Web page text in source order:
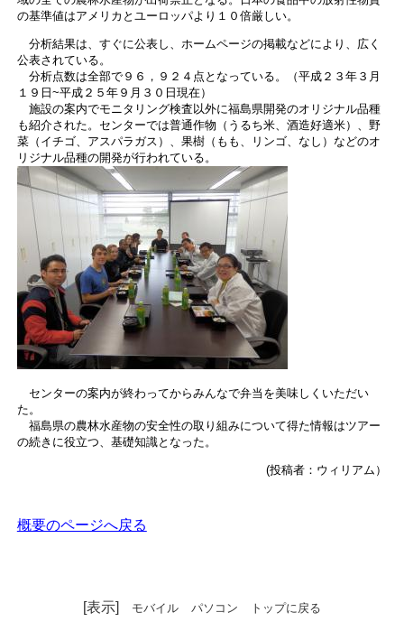
の基準値はアメリカとユーロッパより１０倍厳しい。
分析結果は、すぐに公表し、ホームページの掲載などにより、広く
公表されている。
分析点数は全部で９６，９２４点となっている。（平成２３年３月
１９日~平成２５年９月３０日現在）
施設の案内でモニタリング検査以外に福島県開発のオリジナル品種
も紹介された。センターでは普通作物（うるち米、酒造好適米）、野
菜（イチゴ、アスパラガス）、果樹（もも、リンゴ、なし）などのオ
リジナル品種の開発が行われている。
センターの案内が終わってからみんなで弁当を美味しくいただい
た。
福島県の農林水産物の安全性の取り組みについて得た情報はツアー
の続きに役立つ、基礎知識となった。
(投稿者：ウィリアム）
概要のページへ戻る
[表示] モバイル パソコン トップに戻る